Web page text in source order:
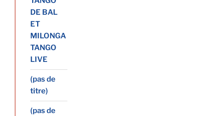
DE BAL
ET
MILONGA
TANGO
LIVE
(pas de
titre)
(pas de